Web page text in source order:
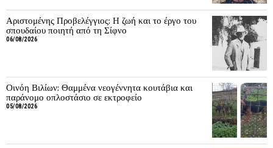
Αριστομένης Προβελέγγιος: Η ζωή και το έργο του
σπουδαίου ποιητή από τη Σίφνο
06/08/2026
Οινόη Βιλίων: Θαμμένα νεογέννητα κουτάβια και
παράνομο οπλοστάσιο σε εκτροφείο
05/08/2026